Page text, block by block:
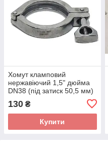
Хомут кламповий
нержавіючий 1,5" дюйма
DN38 (під затиск 50,5 мм)
130 ₴
Купити